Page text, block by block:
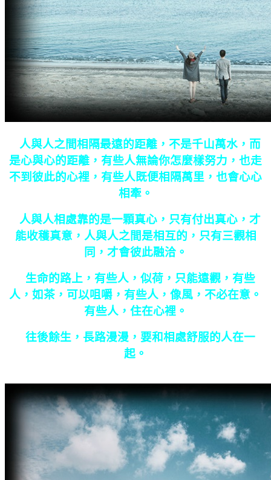
人與人之間相隔最遠的距離，不是千山萬水，而
是心與心的距離，有些人無論你怎麼樣努力，也走
不到彼此的心裡，有些人既便相隔萬里，也會心心
相牽。
人與人相處靠的是一顆真心，只有付出真心，才
能收穫真意，人與人之間是相互的，只有三觀相
同，才會彼此融洽。
生命的路上，有些人，似荷，只能遠觀，有些
人，如茶，可以咀嚼，有些人，像風，不必在意。
有些人，住在心裡。
往後餘生，長路漫漫，要和相處舒服的人在一
起。